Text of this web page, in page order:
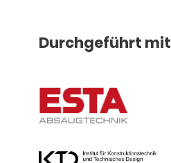
Durchgeführt mit